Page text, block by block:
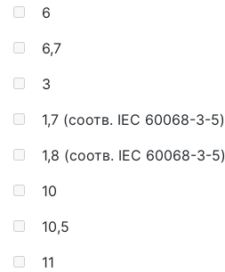
6
6,7
3
1,7 (соотв. IEC 60068-3-5)
1,8 (соотв. IEC 60068-3-5)
10
10,5
11